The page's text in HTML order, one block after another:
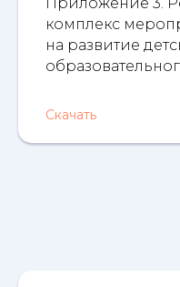
комплекс
на развитие
Скачать